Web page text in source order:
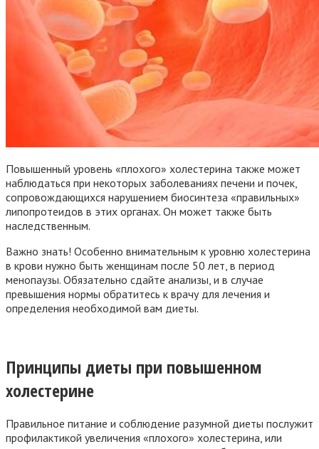
Повышенный уровень «плохого» холестерина также может
наблюдаться при некоторых заболеваниях печени и почек,
сопровождающихся нарушением биосинтеза «правильных»
липопротеидов в этих органах. Он может также быть
наследственным.
Важно знать! Особенно внимательным к уровню холестерина
в крови нужно быть женщинам после 50 лет, в период
менопаузы. Обязательно сдайте анализы, и в случае
превышения нормы обратитесь к врачу для лечения и
определения необходимой вам диеты.
Принципы диеты при повышенном
холестерине
Правильное питание и соблюдение разумной диеты послужит
профилактикой увеличения «плохого» холестерина, или